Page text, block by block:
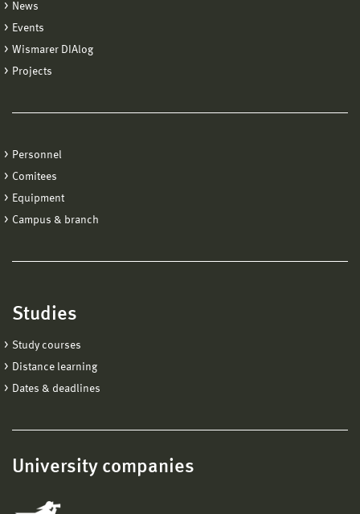
News
Events
Wismarer DIAlog
Projects
Personnel
Comitees
Equipment
Campus & branch
Studies
Study courses
Distance learning
Dates & deadlines
University companies